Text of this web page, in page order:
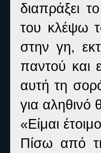
διαπράξει
του κλέψω
στην γη,
παντού και
αυτή τη
για αληθινό
«Είμαι
Πίσω από